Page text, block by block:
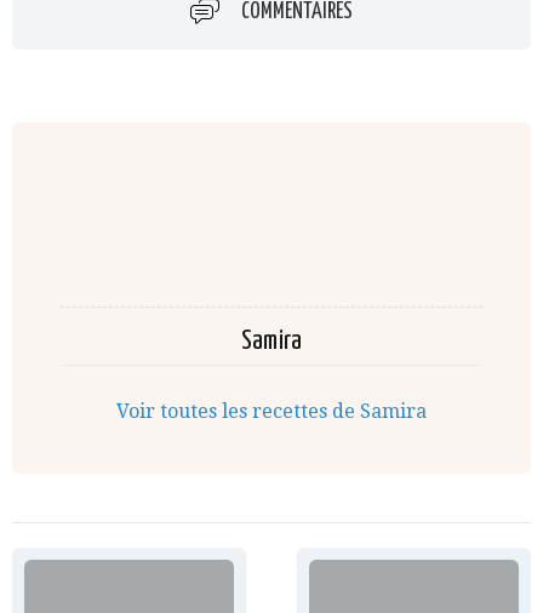
COMMENTAIRES
Samira
Voir toutes les recettes de Samira